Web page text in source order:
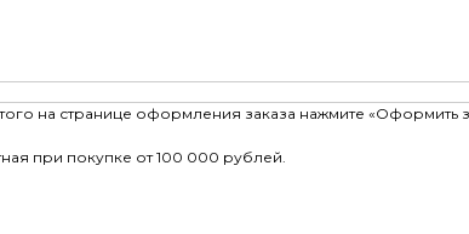
на странице оформления заказа нажмите
при покупке от 100 000 рублей.